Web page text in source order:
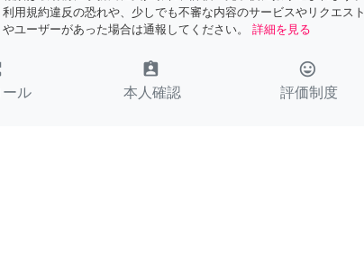
利用規約違反の恐れや、少しでも不審な内容のサービスやリクエスト
やユーザーがあった場合は通報してください。
詳細を見る
ル
assignment_ind
本人確認
tag_faces
評価制度